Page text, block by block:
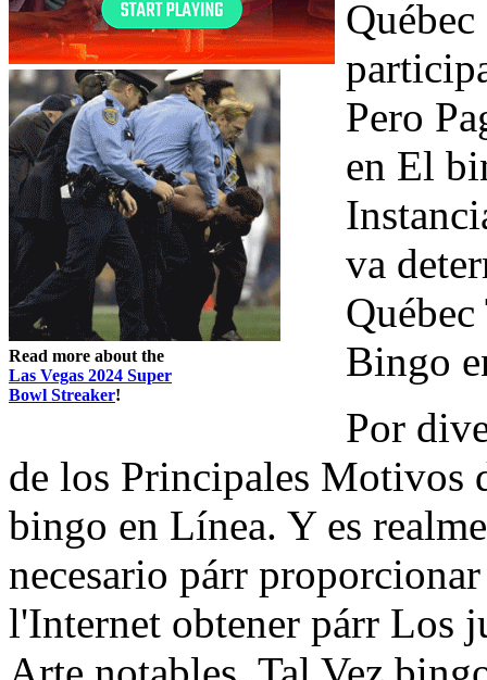
Read more about the
Las Vegas 2024 Super
Bowl Streaker!
Pero
en El
va
Bingo
Por
de los Principales Motivos
bingo en Línea. Y es
necesario párr
l'Internet obtener párr Los